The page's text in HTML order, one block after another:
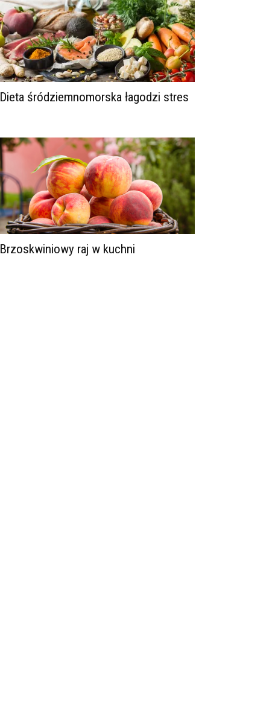
Dieta śródziemnomorska łagodzi stres
Brzoskwiniowy raj w kuchni